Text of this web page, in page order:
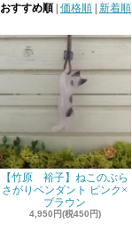
おすすめ順 価格順 新着順
【竹原 裕子】ねこのぶら
さがりペンダント ピンク×
ブラウン
4,950円(税450円)